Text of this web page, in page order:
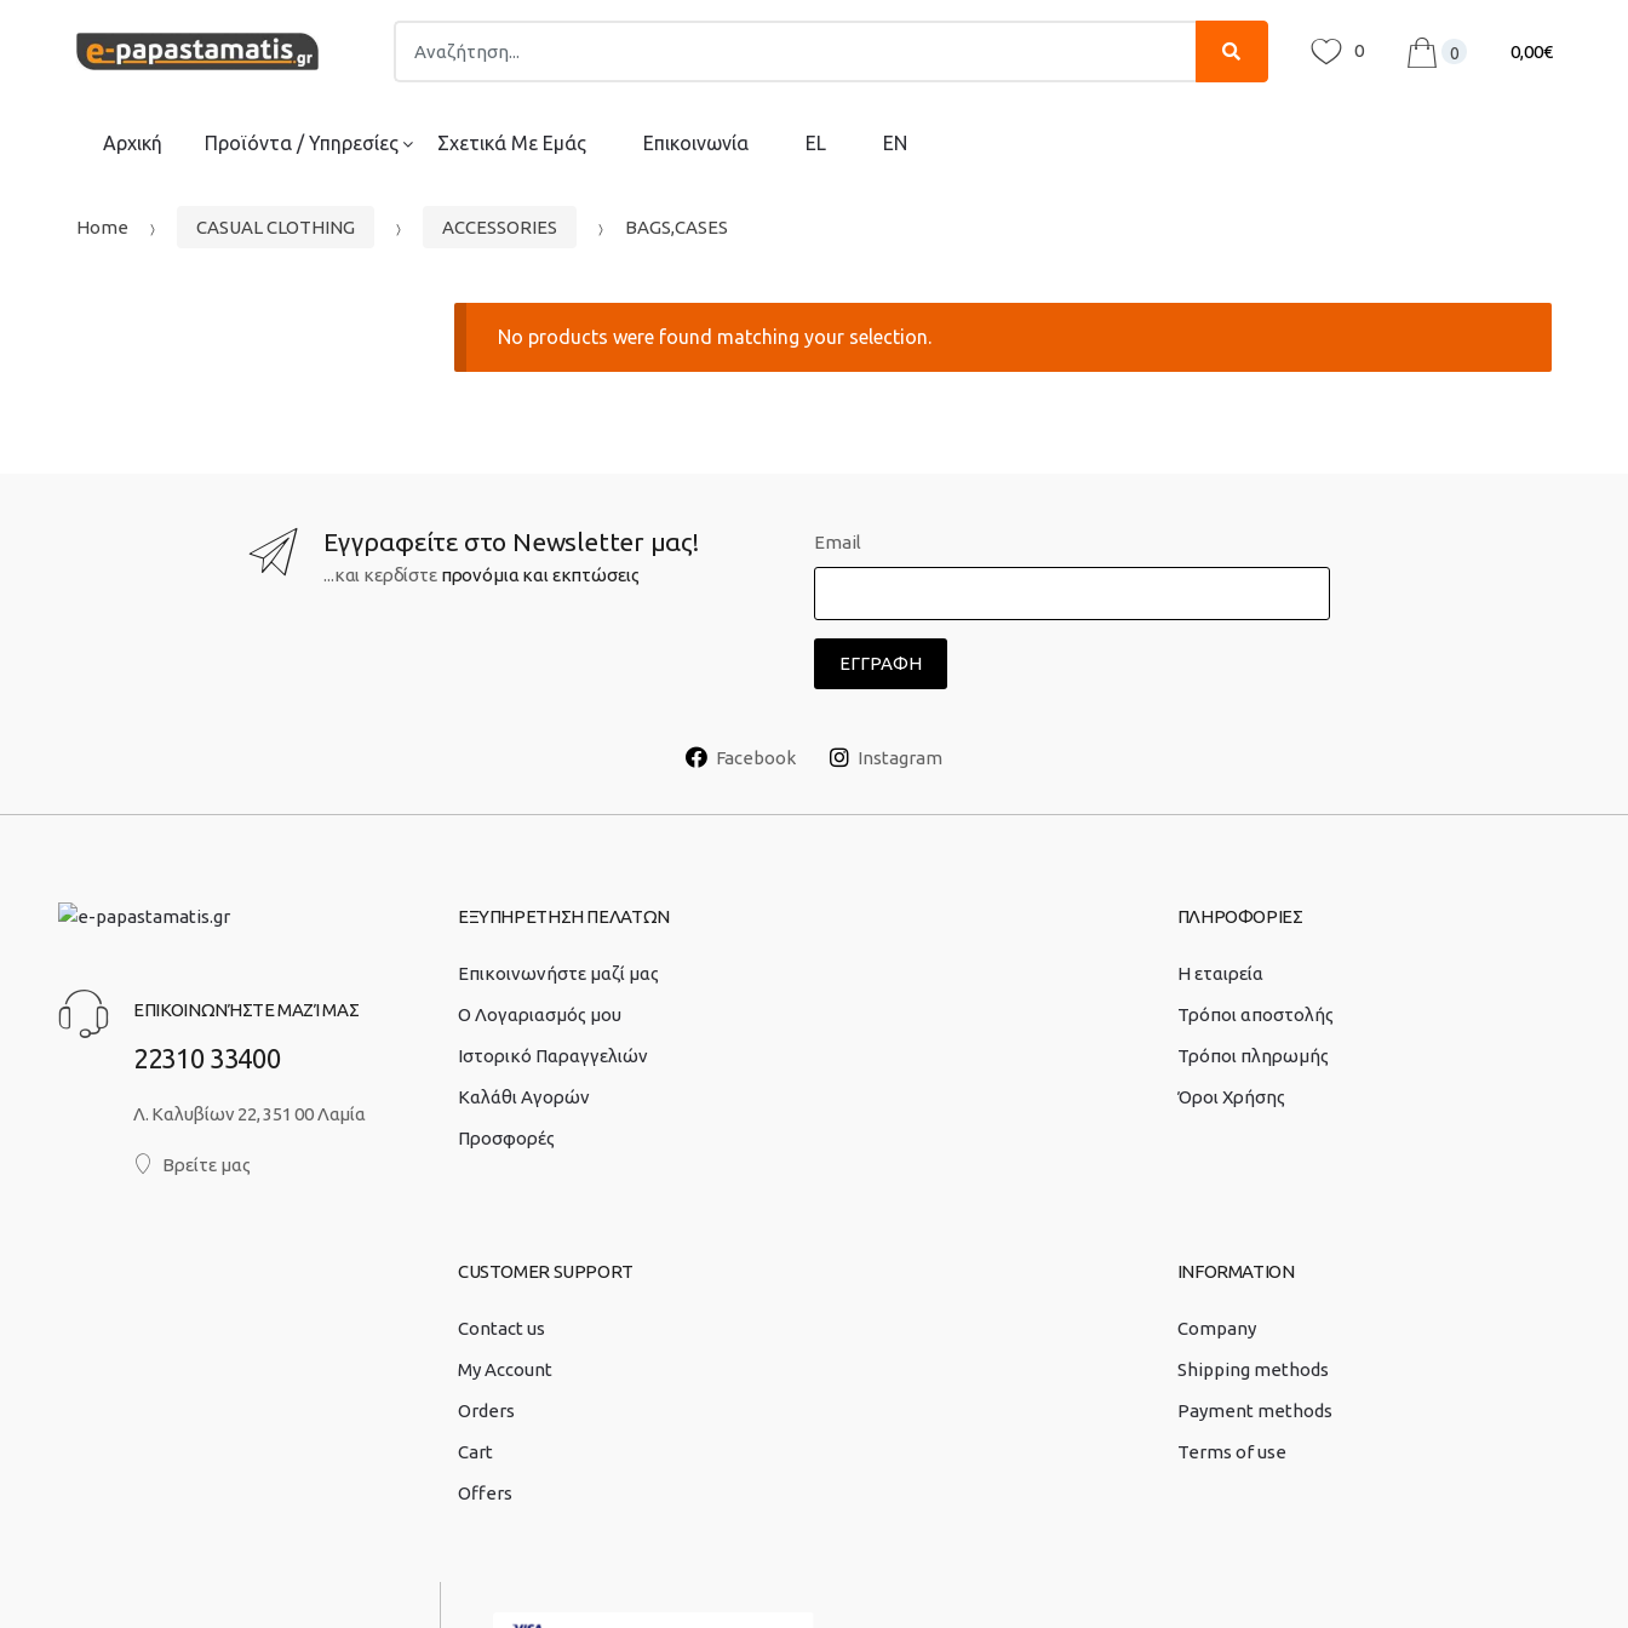
navigation
for:
0 0 0,00€
Αρχική Προϊόντα / Υπηρεσίες Σχετικά Με Εμάς Επικοινωνία EL EN
Home CASUAL CLOTHING ACCESSORIES BAGS,CASES
No products were found matching your selection.
Εγγραφείτε στο Newsletter μας!
...και κερδίστε προνόμια και εκπτώσεις
Email
Facebook Instagram
ΕΠΙΚΟΙΝΩΝΉΣΤΕ ΜΑΖΊ ΜΑΣ
22310 33400
Λ. Καλυβίων 22, 351 00 Λαμία
Βρείτε μας
ΕΞΥΠΗΡΕΤΗΣΗ ΠΕΛΑΤΩΝ
Επικοινωνήστε μαζί μας
O Λογαριασμός μου
Ιστορικό Παραγγελιών
Καλάθι Αγορών
Προσφορές
ΠΛΗΡΟΦΟΡΙΕΣ
Η εταιρεία
Τρόποι αποστολής
Τρόποι πληρωμής
Όροι Χρήσης
CUSTOMER SUPPORT
Contact us
My Account
Orders
Cart
Offers
INFORMATION
Company
Shipping methods
Payment methods
Terms of use